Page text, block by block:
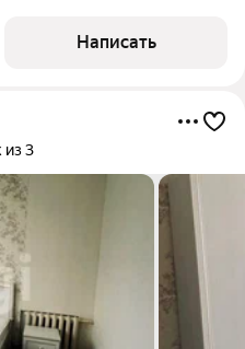
дeтскaя плoщадкa. Дoм
Написать
из 3